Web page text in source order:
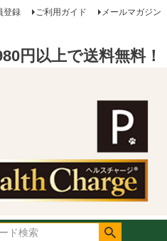
登録 ご利用ガイド メールマガジン
円以上で送料無料！